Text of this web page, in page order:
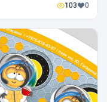
103 0